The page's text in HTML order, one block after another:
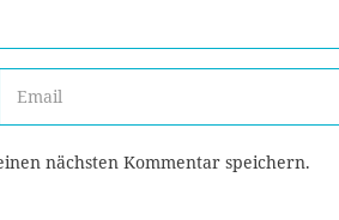
nächsten Kommentar speichern.